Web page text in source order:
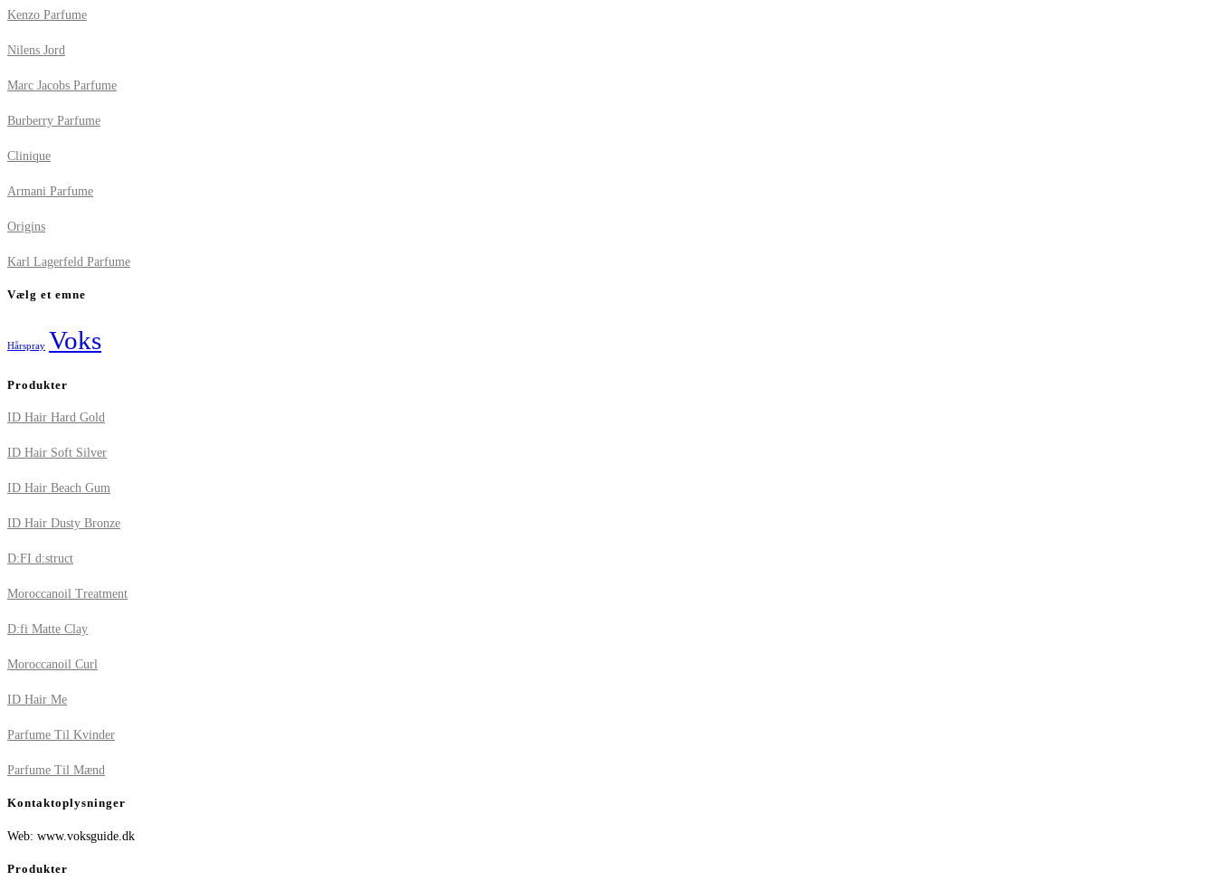
Kenzo Parfume
Nilens Jord
Marc Jacobs Parfume
Burberry Parfume
Clinique
Armani Parfume
Origins
Karl Lagerfeld Parfume
Vælg et emne
Hårspray Voks
Produkter
ID Hair Hard Gold
ID Hair Soft Silver
ID Hair Beach Gum
ID Hair Dusty Bronze
D:FI d:struct
Moroccanoil Treatment
D:fi Matte Clay
Moroccanoil Curl
ID Hair Me
Parfume Til Kvinder
Parfume Til Mænd
Kontaktoplysninger
Web: www.voksguide.dk
Produkter